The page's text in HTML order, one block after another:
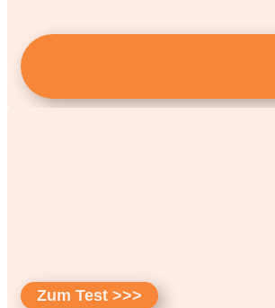
Zum Test >>>